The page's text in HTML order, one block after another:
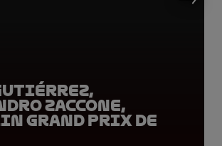
Zaccone,
Grand Prix de